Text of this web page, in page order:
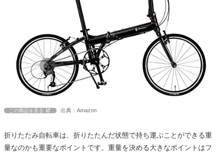
この商品を見る 出典：Amazon
折りたたみ自転車は、折りたたんだ状態で持ち運ぶことができる重
量なのかも重要なポイントです。重量を決める大きなポイントはフ